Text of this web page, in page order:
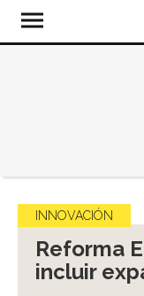
INNOVACIÓN
Reforma
incluir